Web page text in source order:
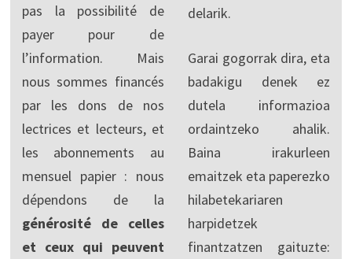
pas la possibilité de
payer pour de
l’information. Mais
nous sommes financés
par les dons de nos
lectrices et lecteurs, et
les abonnements au
mensuel papier : nous
dépendons de la
générosité de celles
et ceux qui peuvent
delarik.
Garai gogorrak dira, eta
badakigu denek ez
dutela informazioa
ordaintzeko ahalik.
Baina irakurleen
emaitzek eta paperezko
hilabetekariaren
harpidetzek
finantzatzen gaituzte: